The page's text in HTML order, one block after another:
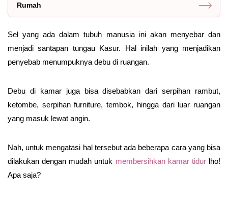
Rumah
Sel yang ada dalam tubuh manusia ini akan menyebar dan
menjadi santapan tungau Kasur. Hal inilah yang menjadikan
penyebab menumpuknya debu di ruangan.
Debu di kamar juga bisa disebabkan dari serpihan rambut,
ketombe, serpihan furniture, tembok, hingga dari luar ruangan
yang masuk lewat angin.
Nah, untuk mengatasi hal tersebut ada beberapa cara yang bisa
dilakukan dengan mudah untuk membersihkan kamar tidurlho!
Apa saja?